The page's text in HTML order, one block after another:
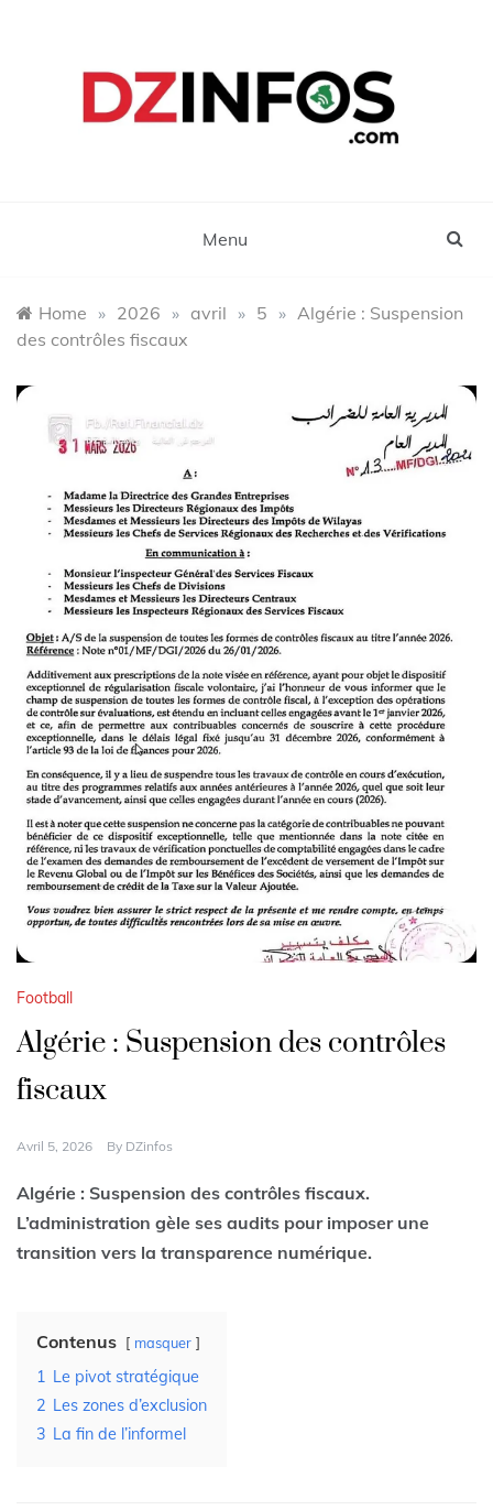
Menu
Home » 2026 » avril » 5 » Algérie : Suspension
des contrôles fiscaux
Football
Algérie : Suspension des contrôles
fiscaux
Avril 5, 2026 By DZinfos
Algérie : Suspension des contrôles fiscaux.
L’administration gèle ses audits pour imposer une
transition vers la transparence numérique.
Contenus masquer
1 Le pivot stratégique
2 Les zones d’exclusion
3 La fin de l’informel